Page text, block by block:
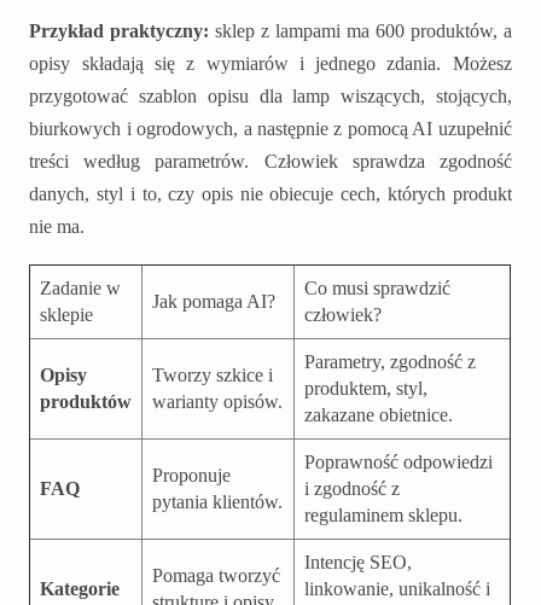
Przykład praktyczny: sklep z lampami ma 600 produktów, a
opisy składają się z wymiarów i jednego zdania. Możesz
przygotować szablon opisu dla lamp wiszących, stojących,
biurkowych i ogrodowych, a następnie z pomocą AI uzupełnić
treści według parametrów. Człowiek sprawdza zgodność
danych, styl i to, czy opis nie obiecuje cech, których produkt
nie ma.
Zadanie w
sklepie
Jak pomaga AI?
Co musi sprawdzić
człowiek?
Opisy
produktów
Tworzy szkice i
warianty opisów.
Parametry, zgodność z
produktem, styl,
zakazane obietnice.
FAQ
Proponuje
pytania klientów.
Poprawność odpowiedzi
i zgodność z
regulaminem sklepu.
Kategorie
Pomaga tworzyć
Intencję SEO,
linkowanie, unikalność i